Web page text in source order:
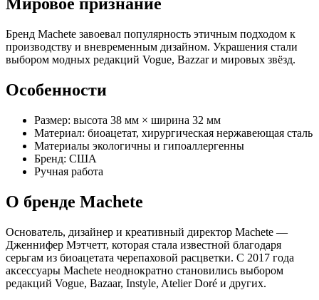
Бренд Machete завоевал популярность этичным подходом к
производству и вневременным дизайном. Украшения стали
выбором модных редакций Vogue, Bazzar и мировых звёзд.
Особенности
Размер: высота 38 мм × ширина 32 мм
Материал: биоацетат, хирургическая нержавеющая сталь
Материалы экологичны и гипоаллергенны
Бренд: США
Ручная работа
О бренде Machete
Основатель, дизайнер и креативный директор Machete —
Дженнифер Мэтчетт, которая стала известной благодаря
серьгам из биоацетата черепаховой расцветки. С 2017 года
аксессуары Machete неоднократно становились выбором
редакций Vogue, Bazaar, Instyle, Atelier Doré и других.